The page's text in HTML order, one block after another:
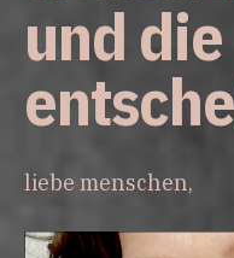
und die
liebe menschen,